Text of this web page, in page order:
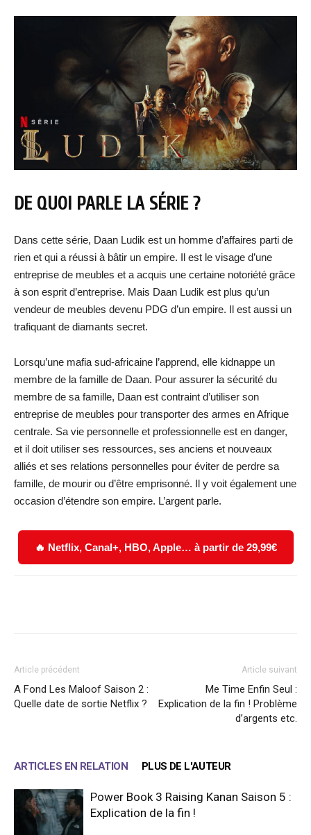
DE QUOI PARLE LA SÉRIE ?
Dans cette série, Daan Ludik est un homme d’affaires parti de
rien et qui a réussi à bâtir un empire. Il est le visage d’une
entreprise de meubles et a acquis une certaine notoriété grâce
à son esprit d’entreprise. Mais Daan Ludik est plus qu’un
vendeur de meubles devenu PDG d’un empire. Il est aussi un
trafiquant de diamants secret.
Lorsqu’une mafia sud-africaine l’apprend, elle kidnappe un
membre de la famille de Daan. Pour assurer la sécurité du
membre de sa famille, Daan est contraint d’utiliser son
entreprise de meubles pour transporter des armes en Afrique
centrale. Sa vie personnelle et professionnelle est en danger,
et il doit utiliser ses ressources, ses anciens et nouveaux
alliés et ses relations personnelles pour éviter de perdre sa
famille, de mourir ou d’être emprisonné. Il y voit également une
occasion d’étendre son empire. L’argent parle.
🔥 Netflix, Canal+, HBO, Apple… à partir de 29,99€
Article précédent
A Fond Les Maloof Saison 2 :
Quelle date de sortie Netflix ?
Article suivant
Me Time Enfin Seul :
Explication de la fin ! Problème
d’argents etc.
ARTICLES EN RELATION PLUS DE L'AUTEUR
Power Book 3 Raising Kanan Saison 5 :
Explication de la fin !